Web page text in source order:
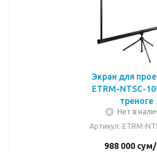
Экран для
ETRM-NTSC-
треноге
Нет в
Артикул: ETRM-
988 000 сум